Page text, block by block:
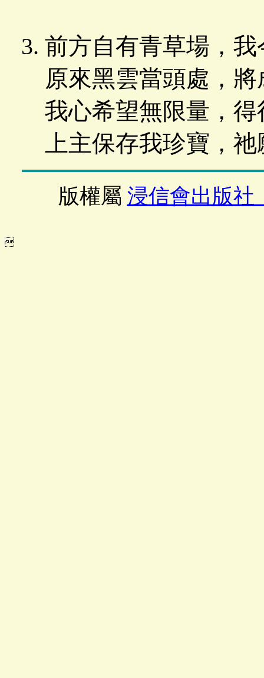
前方自有青草場，
原來黑雲當頭處，
我心希望無限量，
上主保存我珍寶，
版權屬 浸信會出版社
